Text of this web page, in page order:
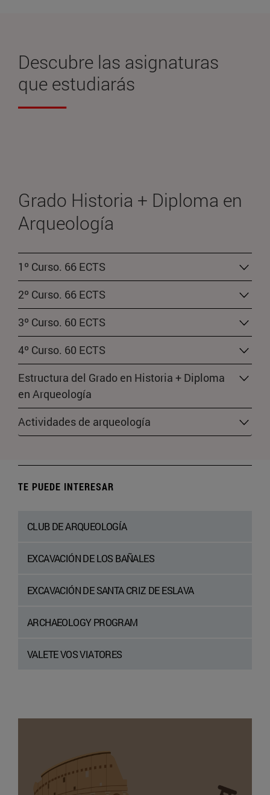
Descubre las asignaturas
que estudiarás
Grado Historia + Diploma en
Arqueología
1º Curso. 66 ECTS
2º Curso. 66 ECTS
3º Curso. 60 ECTS
4º Curso. 60 ECTS
Estructura del Grado en Historia + Diploma
en Arqueología
Actividades de arqueología
TE PUEDE INTERESAR
CLUB DE ARQUEOLOGÍA
EXCAVACIÓN DE LOS BAÑALES
EXCAVACIÓN DE SANTA CRIZ DE ESLAVA
ARCHAEOLOGY PROGRAM
VALETE VOS VIATORES